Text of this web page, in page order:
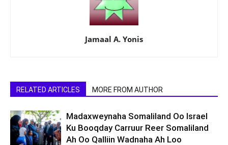
Jamaal A. Yonis
RELATED ARTICLES MORE FROM AUTHOR
Madaxweynaha Somaliland Oo Israel
Ku Booqday Carruur Reer Somaliland
Ah Oo Qalliin Wadnaha Ah Loo